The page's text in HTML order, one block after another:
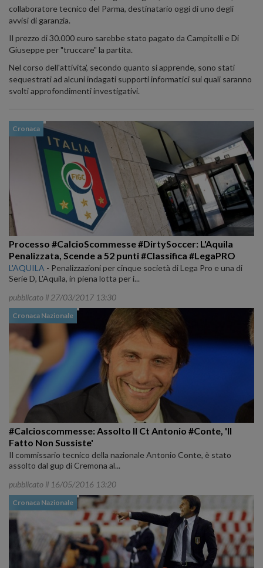
collaboratore tecnico del Parma, destinatario oggi di uno degli
avvisi di garanzia.
Il prezzo di 30.000 euro sarebbe stato pagato da Campitelli e Di
Giuseppe per "truccare" la partita.
Nel corso dell'attivita', secondo quanto si apprende, sono stati
sequestrati ad alcuni indagati supporti informatici sui quali saranno
svolti approfondimenti investigativi.
Cronaca
Processo #CalcioScommesse #DirtySoccer: L'Aquila
Penalizzata, Scende a 52 punti #Classifica #LegaPRO
L'AQUILA - Penalizzazioni per cinque società di Lega Pro e una di
Serie D, L'Aquila, in piena lotta per i...
pubblicato il 27/03/2017 13:30
Cronaca Nazionale
#Calcioscommesse: Assolto Il Ct Antonio #Conte, 'Il
Fatto Non Sussiste'
Il commissario tecnico della nazionale Antonio Conte, è stato
assolto dal gup di Cremona al...
pubblicato il 16/05/2016 13:20
Cronaca Nazionale